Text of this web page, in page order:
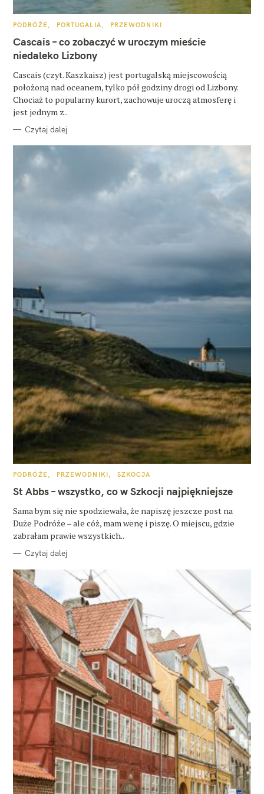
K
T
E
G
O
I
E
PODRÓŻE PORTUGALIA PRZEWODNIKI
Cascais – co zobaczyć w uroczym mieście
niedaleko Lizbony
Cascais (czyt. Kaszkaisz) jest portugalską miejscowością
położoną nad oceanem, tylko pół godziny drogi od Lizbony.
Chociaż to popularny kurort, zachowuje uroczą atmosferę i
jest jednym z..
Czytaj dalej
K
T
E
O
R
I
PODRÓŻE PRZEWODNIKI SZKOCJA
St Abbs – wszystko, co w Szkocji najpiękniejsze
Sama bym się nie spodziewała, że napiszę jeszcze post na
Duże Podróże – ale cóż, mam wenę i piszę. O miejscu, gdzie
zabrałam prawie wszystkich..
Czytaj dalej
k
a
j
: